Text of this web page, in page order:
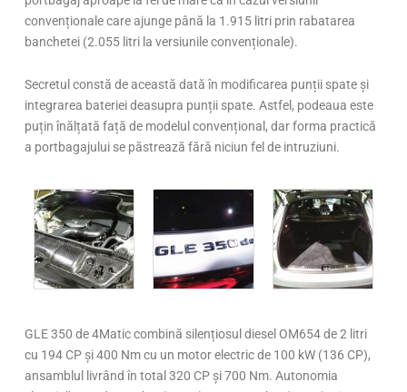
convenționale care ajunge până la 1.915 litri prin rabatarea
banchetei (2.055 litri la versiunile convenționale).
Secretul constă de această dată în modificarea punții spate și
integrarea bateriei deasupra punții spate. Astfel, podeaua este
puțin înălțată față de modelul convențional, dar forma practică
a portbagajului se păstrează fără niciun fel de intruziuni.
GLE 350 de 4Matic combină silențiosul diesel OM654 de 2 litri
cu 194 CP și 400 Nm cu un motor electric de 100 kW (136 CP),
ansamblul livrând în total 320 CP și 700 Nm. Autonomia